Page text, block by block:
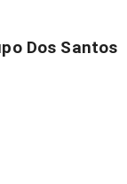
Dos Santos